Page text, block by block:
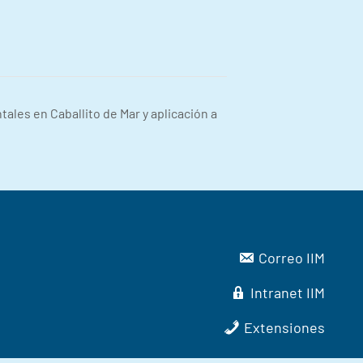
en Caballito de Mar y aplicación a
Correo IIM
Intranet IIM
Extensiones